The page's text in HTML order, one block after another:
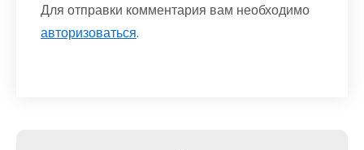
Для отправки комментария вам необходимо
авторизоваться.